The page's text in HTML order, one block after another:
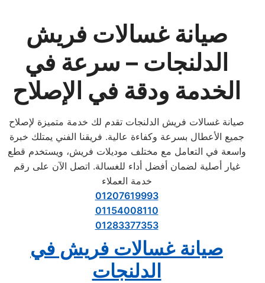
صيانة غسالات فريش
الدلنجات – سرعة في
الخدمة ودقة في الإصلاح
صيانة غسالات فريش الدلنجات تقدم لك خدمة متميزة لإصلاح
جميع الأعطال بسرعة وكفاءة عالية. فريقنا الفني يمتلك خبرة
واسعة في التعامل مع مختلف موديلات فريش، ويستخدم قطع
غيار أصلية لضمان أفضل أداء للغسالة. اتصل الآن على رقم
خدمة العملاء
01207619993
01154008110
01283377353
صيانة غسالات فريش في
الدلنجات